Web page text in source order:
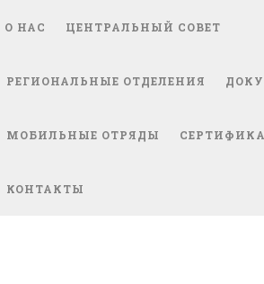
О НАС ЦЕНТРАЛЬНЫЙ СОВЕТ
РЕГИОНАЛЬНЫЕ ОТДЕЛЕНИЯ
МОБИЛЬНЫЕ ОТРЯДЫ
КОНТАКТЫ